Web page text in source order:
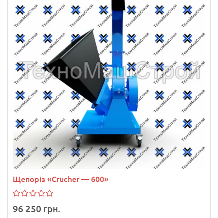
Щепоріз «Сrucher — 600»
96 250 грн.